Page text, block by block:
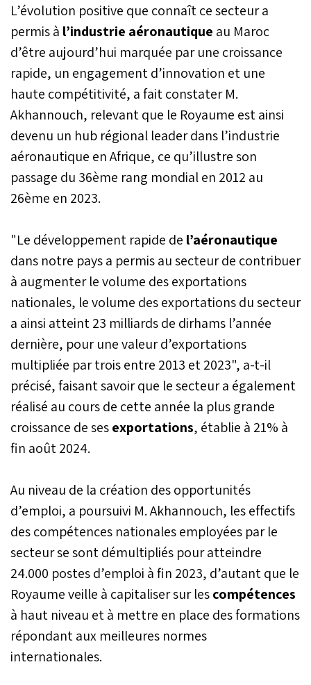
L’évolution positive que connaît ce secteur a
permis à l’industrie aéronautique au Maroc
d’être aujourd’hui marquée par une croissance
rapide, un engagement d’innovation et une
haute compétitivité, a fait constater M.
Akhannouch, relevant que le Royaume est ainsi
devenu un hub régional leader dans l’industrie
aéronautique en Afrique, ce qu’illustre son
passage du 36ème rang mondial en 2012 au
26ème en 2023.
"Le développement rapide de l’aéronautique
dans notre pays a permis au secteur de contribuer
à augmenter le volume des exportations
nationales, le volume des exportations du secteur
a ainsi atteint 23 milliards de dirhams l’année
dernière, pour une valeur d’exportations
multipliée par trois entre 2013 et 2023", a-t-il
précisé, faisant savoir que le secteur a également
réalisé au cours de cette année la plus grande
croissance de sesexportations, établie à 21% à
fin août 2024.
Au niveau de la création des opportunités
d’emploi, a poursuivi M. Akhannouch, les effectifs
des compétences nationales employées par le
secteur se sont démultipliés pour atteindre
24.000 postes d’emploi à fin 2023, d’autant que le
Royaume veille à capitaliser sur lescompétences
à haut niveau et à mettre en place des formations
répondant aux meilleures normes
internationales.